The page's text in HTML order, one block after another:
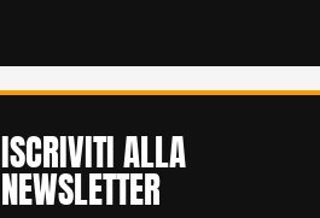
ISCRIVITI ALLA
NEWSLETTER